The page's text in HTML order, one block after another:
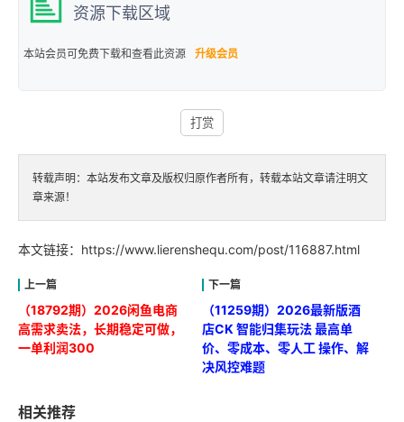
资源下载区域
本站会员可免费下载和查看此资源 升级会员
打赏
转载声明：本站发布文章及版权归原作者所有，转载本站文章请注明文
章来源！
本文链接： https://www.lierenshequ.com/post/116887.html
（18792期）2026闲鱼电商
高需求卖法，长期稳定可做，
一单利润300
（11259期）2026最新版酒
店CK 智能归集玩法 最高单
价、零成本、零人工 操作、解
决风控难题
相关推荐